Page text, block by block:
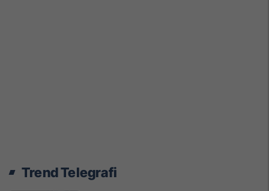
Trend Telegrafi